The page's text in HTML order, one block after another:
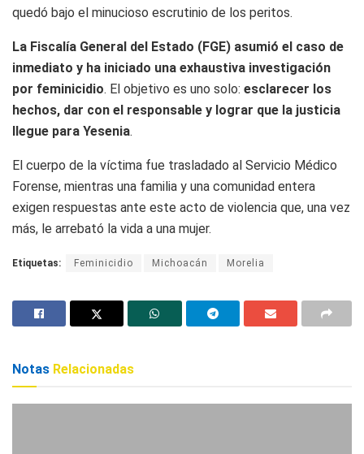
quedó bajo el minucioso escrutinio de los peritos.
La Fiscalía General del Estado (FGE) asumió el caso de
inmediato y ha iniciado una exhaustiva investigación
por feminicidio. El objetivo es uno solo: esclarecer los
hechos, dar con el responsable y lograr que la justicia
llegue para Yesenia.
El cuerpo de la víctima fue trasladado al Servicio Médico
Forense, mientras una familia y una comunidad entera
exigen respuestas ante este acto de violencia que, una vez
más, le arrebató la vida a una mujer.
Etiquetas: Feminicidio Michoacán Morelia
Notas Relacionadas